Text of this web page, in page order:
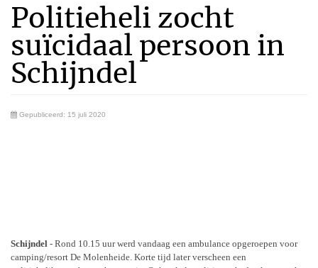
Politieheli zocht
suïcidaal persoon in
Schijndel
Gepubliceerd: 15 juli 2020
Schijndel - Rond 10.15 uur werd vandaag een ambulance opgeroepen voor
camping/resort De Molenheide. Korte tijd later verscheen een